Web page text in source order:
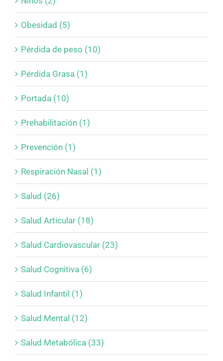
Obesidad (5)
Pérdida de peso (10)
Pérdida Grasa (1)
Portada (10)
Prehabilitación (1)
Prevención (1)
Respiración Nasal (1)
Salud (26)
Salud Articular (18)
Salud Cardiovascular (23)
Salud Cognitiva (6)
Salud Infantil (1)
Salud Mental (12)
Salud Metabólica (33)